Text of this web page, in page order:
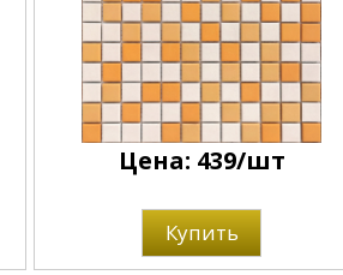
Цена: 439/шт
Купить